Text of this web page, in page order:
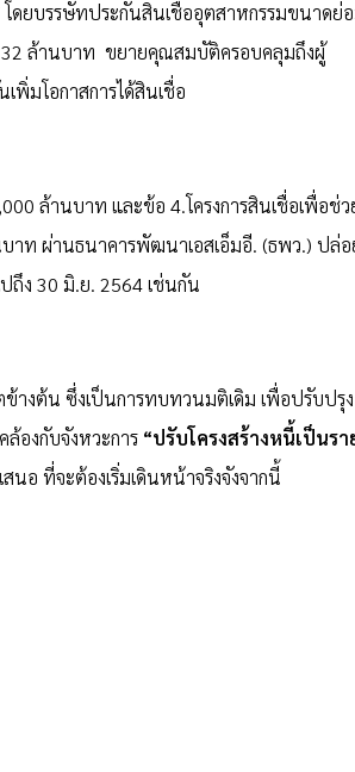
โดยบรรษัทประกันสินเชื่ออุตสาหกรรมขนาดย่
32 ล้านบาท ขยายคุณสมบัติครอบคลุมถึงผู้
พิ่มโอกาสการได้สินเชื่อ
ล้านบาท และข้อ 4.โครงการสินเชื่อเพื่อช่ว
บาท ผ่านธนาคารพัฒนาเอสเอ็มอี. (ธพว.) ปล่
ถึง 30 มิ.ย. 2564 เช่นกัน
ข้างต้น ซึ่งเป็นการทบทวนมติเดิม เพื่อปรับปรุง
ล้องกับจังหวะการ “ปรับโครงสร้างหนี้เป็นรา
อ ที่จะต้องเริ่มเดินหน้าจริงจังจากนี้